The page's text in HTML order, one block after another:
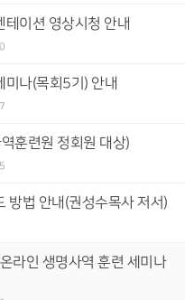
이션 영상시청 안내
미나(목회5기) 안내
훈련원 정회원 대상)
방법 안내(권성수목사 저서)
라인 생명사역 훈련 세미나